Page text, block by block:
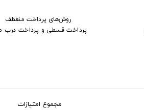
روش‌های پرداخت منعطف
پرداخت قسطی و پرداخت درب
مجموع امتیازات